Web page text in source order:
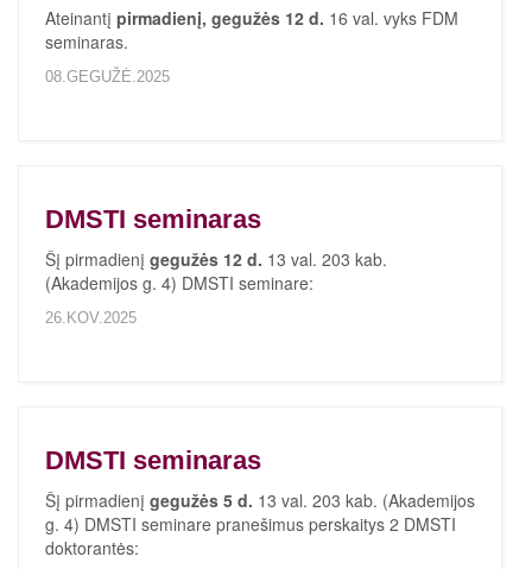
Ateinantį pirmadienį, gegužės 12 d. 16 val. vyks FDM
seminaras.
08.GEGUŽĖ.2025
DMSTI seminaras
Šį pirmadienį gegužės 12 d. 13 val. 203 kab.
(Akademijos g. 4) DMSTI seminare:
26.KOV.2025
DMSTI seminaras
Šį pirmadienį gegužės 5 d. 13 val. 203 kab. (Akademijos
g. 4) DMSTI seminare pranešimus perskaitys 2 DMSTI
doktorantės: